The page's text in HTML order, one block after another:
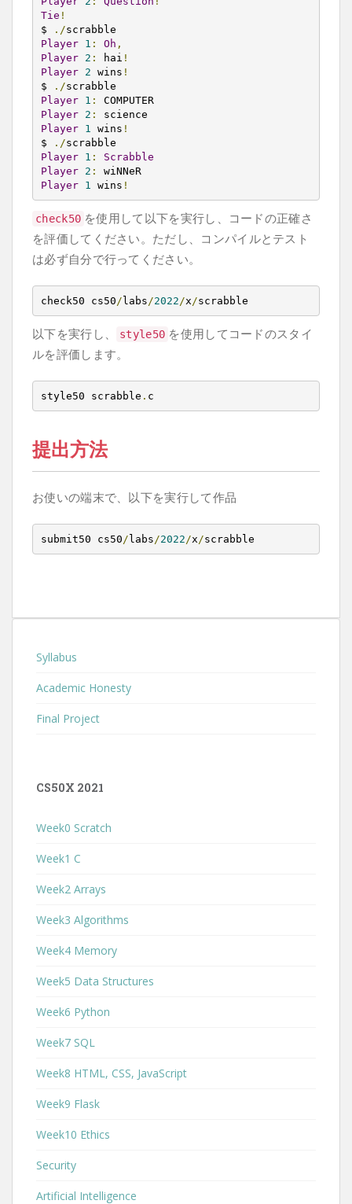
Tie !
$
./
Player
1 : Oh ,
Player
2 : hai !
Player
2 wins !
$
./
Player
1 :
COMPUTER
Player
2 :
Player
1 wins !
$
./
Player
1 :
Scrabble
Player
2 :
wiNNeR
Player
1 wins !
check50 を使用して以下を実行し、コードの正確さ
を評価してください。ただし、コンパイルとテスト
は必ず自分で行ってください。
check50 cs50 /labs /2022 /x /scrabble
以下を実行し、 style50 を使用してコードのスタイ
ルを評価します。
style50 scrabble . c
提出方法
お使いの端末で、以下を実行して作品
submit50 cs50 /labs /2022 /x /scrabble
Syllabus
Academic Honesty
Final Project
CS50X 2021
Week0 Scratch
Week1 C
Week2 Arrays
Week3 Algorithms
Week4 Memory
Week5 Data Structures
Week6 Python
Week7 SQL
Week8 HTML, CSS, JavaScript
Week9 Flask
Week10 Ethics
Security
Artificial Intelligence